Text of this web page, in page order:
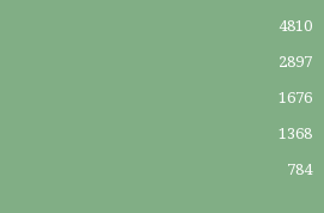
4810
2897
1676
1368
784